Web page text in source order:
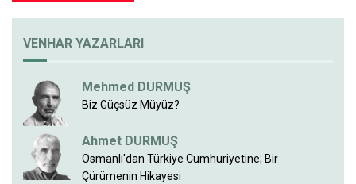
VENHAR YAZARLARI
Mehmed DURMUŞ
Biz Güçsüz Müyüz?
Ahmet DURMUŞ
Osmanlı'dan Türkiye Cumhuriyetine; Bir
Çürümenin Hikayesi